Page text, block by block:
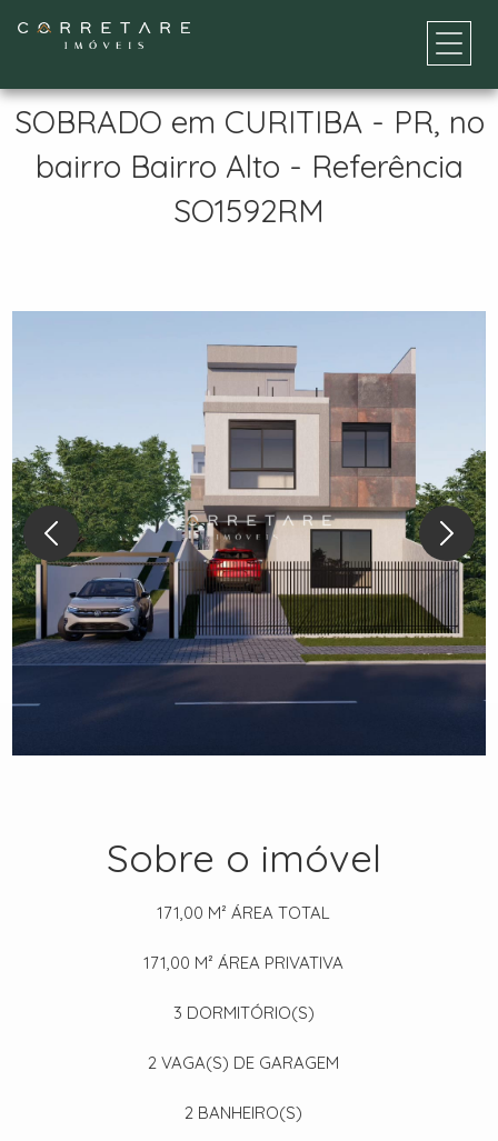
SOBRADO em CURITIBA - PR, no
bairro Bairro Alto - Referência
SO1592RM
Sobre o imóvel
171,00 M² ÁREA TOTAL
171,00 M² ÁREA PRIVATIVA
3 DORMITÓRIO(S)
2 VAGA(S) DE GARAGEM
2 BANHEIRO(S)